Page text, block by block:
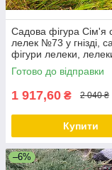
Садова фігура Сім'я
лелек №73 у гнізді,
фігури лелеки,
садово паркові
лелеки, лелеки для
Готово до відправки
1 917,60 ₴ 2 040 ₴
Купити
–6%